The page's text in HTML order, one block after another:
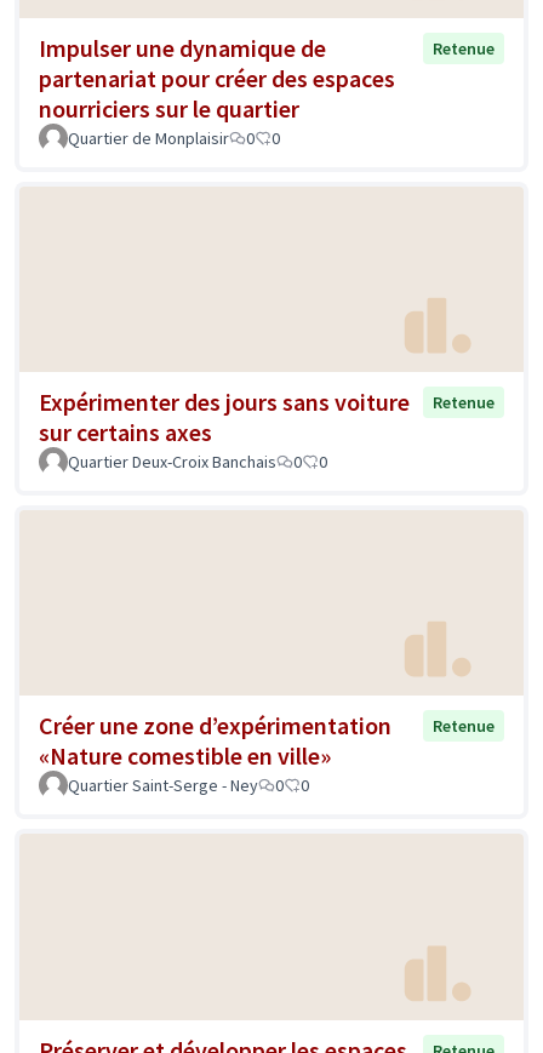
Impulser une dynamique de
partenariat pour créer des espaces
nourriciers sur le quartier
Retenue
Quartier de Monplaisir 0 0
Expérimenter des jours sans voiture
sur certains axes
Retenue
Quartier Deux-Croix Banchais 0 0
Créer une zone d’expérimentation
«Nature comestible en ville»
Retenue
Quartier Saint-Serge - Ney 0 0